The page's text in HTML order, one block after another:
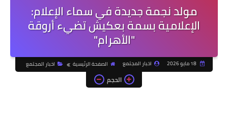
مولد نجمة جديدة في سماء الإعلام:
الإعلامية بسمة بعكيش تضيء أروقة
"الأهرام"
18 مايو 2026 اخبار المجتمع الصفحة الرئيسية اخبار المجتمع
الحجم